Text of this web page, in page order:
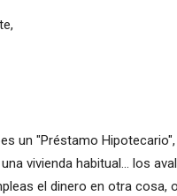
un "Préstamo
vivienda habitual... los
el dinero en otra